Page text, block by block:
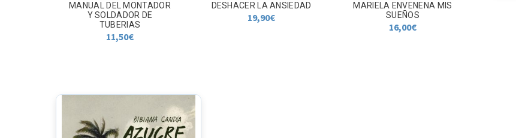
MANUAL DEL MONTADOR
Y SOLDADOR DE
TUBERIAS
11,50€
DESHACER LA ANSIEDAD
19,90€
MARIELA ENVENENA MIS
SUEÑOS
16,00€